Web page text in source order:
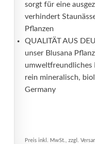
sorgt für eine
verhindert
Pflanzen
QUALITÄT AUS
unser Blusana
umweltfreundliches
rein mineralisch,
Germany
Preis inkl. MwSt., zzgl.